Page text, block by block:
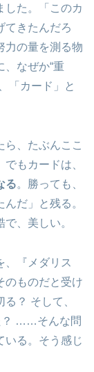
した。「このカ
てきたんだろ
力の量を測る物
なぜか“重
「カード」と
ら、たぶんここ
もカードは、
る。勝っても、
だ」と残る。
、美しい。
、『メダリス
のものだと受け
？ そして、
？ ……そんな問
いる。そう感じ